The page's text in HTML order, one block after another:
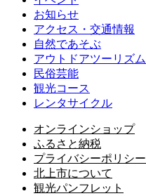
お知らせ
アクセス・交通情報
自然であそぶ
アウトドアツーリズム
民俗芸能
観光コース
レンタサイクル
オンラインショップ
ふるさと納税
プライバシーポリシー
北上市について
観光パンフレット